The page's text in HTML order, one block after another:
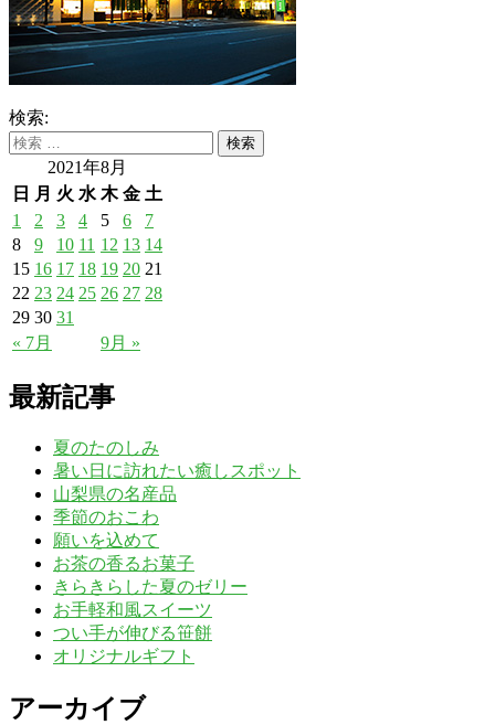
検索:
2021年8月
日
月 火 水 木 金 土
« 7月 9月 »
1 2 3 4 5 6
7
8
9 10 11 12 13 14
15 16 17 18 19 20 21
22 23 24 25 26 27 28
29 30 31
最新記事
夏のたのしみ
暑い日に訪れたい癒しスポット
山梨県の名産品
季節のおこわ
願いを込めて
お茶の香るお菓子
きらきらした夏のゼリー
お手軽和風スイーツ
つい手が伸びる笹餅
オリジナルギフト
アーカイブ